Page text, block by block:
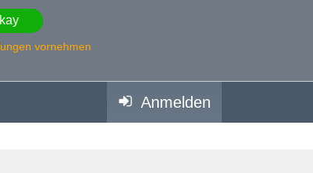
vornehmen
Anmelden